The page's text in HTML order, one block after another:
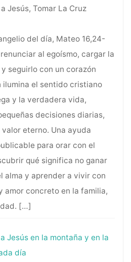
Jesús, Tomar La Cruz
del día, Mateo 16,24-
al egoísmo, cargar la
seguirlo con un corazón
ilumina el sentido cristiano
y la verdadera vida,
decisiones diarias,
eterno. Una ayuda
para orar con el
qué significa no ganar
alma y aprender a vivir con
amor concreto en la familia,
[…]
Jesús en la montaña y en la
día